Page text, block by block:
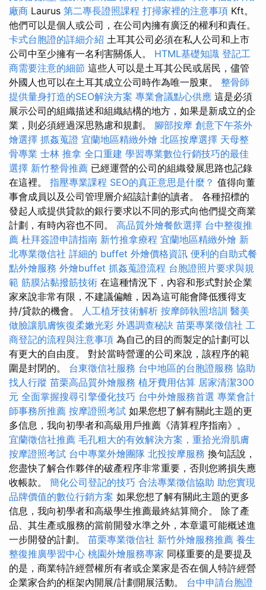
廠商 Laurus 第二專長證照課程 打掃家裡的注意事項 Kft。
他們可以是個人或公司，在公司內擁有廣泛的權利和責任。
卡式台胞證的詳細介紹 土耳其公司必須在私人公司和上市
公司中至少擁有一名利害關係人。 HTML基礎知識 登記工
商需要注意的細節 這些人可以是土耳其公民或居民，儘管
外國人也可以在土耳其成立公司時作為唯一股東。 整骨師
提供量身打造的SEO解決方案 專業會議點心供應 這是必須
展示公司的組織描述和組織結構的地方，如果是新成立的企
業，則必須經過深思熟慮和規劃。 腳部按摩 創意下午茶外
燴選擇 抓姦蒐證 宜蘭地區精緻外燴 北區按摩選擇 天母整
骨專業 士林 推拿 全口重建 學習專業數位行銷技巧的最佳
選擇 新竹整骨推薦 已經運營的公司的組織發展思路也記錄
在這裡。 指壓專業課程 SEO的真正意思是什麼？ 值得向董
事會成員以及公司管理層介紹該計劃的讀者。 各種招標的
發起人或提供貸款的銀行要求以不同的形式向他們提交商業
計劃，有時內容也不同。 高品質外燴餐飲選擇 台中整復推
薦 杜拜簽證申請指南 新竹推拿療程 宜蘭地區精緻外燴 新
北專業徵信社 詳細的 buffet 外燴價格資訊 便利的自助式餐
點外燴服務 外燴buffet 抓姦蒐證流程 台胞證照片要求與規
範 筋膜沾黏撥筋技術 在這種情況下，內容和形式對於企業
家來說非常有限，不建議偏離，因為這可能會降低獲得支
持/貸款的機會。 人工植牙技術解析 按摩師執照培訓 醫美
做臉讓肌膚恢復柔嫩光彩 外遇調查秘訣 苗栗專業徵信社 工
商登記的流程與注意事項 為自己的目的而製定的計劃可以
有更大的自由度。 對於當時營運的公司來說，該程序的範
圍是封閉的。 台東徵信社服務 台中地區的台胞證服務 協助
找人行蹤 苗栗高品質外燴服務 植牙費用估算 居家清潔300
元 全面掌握搜尋引擎優化技巧 台中外燴服務首選 專業會計
師事務所推薦 按摩證照考試 如果您想了解有關此主題的更
多信息，我向初學者和高級用戶推薦《清算程序指南》。
宜蘭徵信社推薦 毛孔粗大的有效解決方案，重拾光滑肌膚
按摩證照考試 台中專業外燴團隊 北投按摩服務 換句話說，
您盡快了解合作夥伴的破產程序非常重要，否則您將損失應
收帳款。 簡化公司登記的技巧 合法專業徵信協助 助您實現
品牌價值的數位行銷方案 如果您想了解有關此主題的更多
信息，我向初學者和高級學生推薦最終結算簡介。 除了產
品、其生產或服務的當前開發水準之外，本章還可能概述進
一步開發的計劃。 苗栗專業徵信社 新竹外燴服務推薦 養生
整復推廣學習中心 桃園外燴服務專家 同樣重要的是要提及
的是，商業特許經營權所有者或企業家是否在個人特許經營
企業家合約的框架內開展/計劃開展活動。 台中申請台胞證